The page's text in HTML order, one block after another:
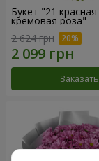
Букет "21 красная
кремовая роза"
2 624 грн
Заказать